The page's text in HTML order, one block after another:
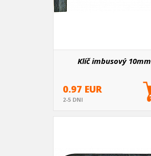
Klíč imbusový 10mm
0.97 EUR
2-5 DNI